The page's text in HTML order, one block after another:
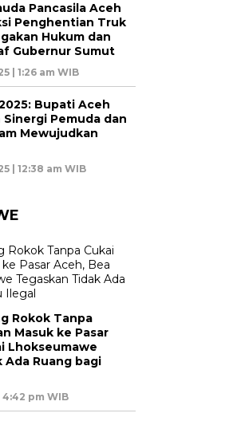
Pancasila Aceh
Penghentian Truk
Hukum dan
Gubernur Sumut
| 1:26 am WIB
Bupati Aceh
Sinergi Pemuda dan
Mewujudkan
| 12:38 am WIB
Rokok Tanpa
Masuk ke Pasar
Lhokseumawe
Ada Ruang bagi
pm WIB